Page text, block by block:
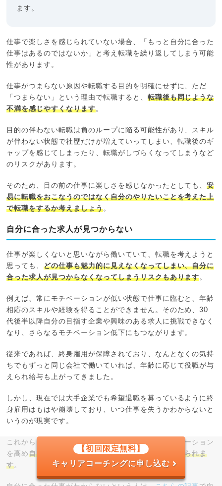
ます。
仕事で楽しさを感じられていない場合、「もっと自分に合った
仕事はあるのではないか」と考え転職を繰り返してしまう可能
性があります。
仕事がつまらない原因や転職する目的を明確にせずに、ただ
「つまらない」という理由で転職すると、 転職後も同じような
不満を感じやすくなります。
目的の伴わない転職は負のループに陥る可能性があり、スキル
が伴わない状態で社歴だけが増えていってしまい、転職後のギ
ャップを感じてしまったり、転職がしづらくなってしまうなど
のリスクがあります。
そのため、目の前の仕事に楽しさを感じなかったとしても、安
易に転職をおこなうのではなく自分のやりたいことを考えた上
で転職をするか考えましょう。
自分に合った求人が見つからない
仕事が楽しくないと思いながら働いていて、転職を考えようと
思っても、どの仕事も魅力的に見えなくなってしまい、自分に
合った求人が見つからなくなってしまうリスクもあります。
例えば、常にモチベーションが低い状態で仕事に臨むと、年齢
相応のスキルや経験を得ることができません。そのため、30
代後半以降自分の目指す企業や興味のある求人に挑戦できなく
なり、さらなるモチベーション低下にもつながります。
従来であれば、終身雇用が保障されており、なんとなくの気持
ちでもずっと同じ会社で働いていれば、年齢に応じて役職が与
えられ給与も上がってきました。
しかし、現在では大手企業でも希望退職を募っているように終
身雇用はもはや崩壊しており、いつ仕事を失うかわからないと
いうのが現実です。
これからは自分のやりたいことを仕事にして、モチベーション
を高め自ら主体的にスキルを獲得していくことが求められま
す。
【初回限定無料】
キャリアコーチングに申し込む